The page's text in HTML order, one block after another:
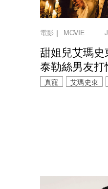
電影 ｜ MOVIE
甜姐兒艾瑪
泰勒絲男友打
真寵 艾瑪史東